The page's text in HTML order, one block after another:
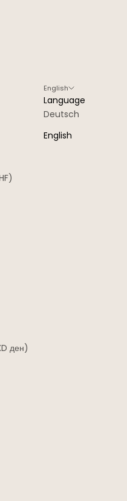
ден)
English
Language
Deutsch
English